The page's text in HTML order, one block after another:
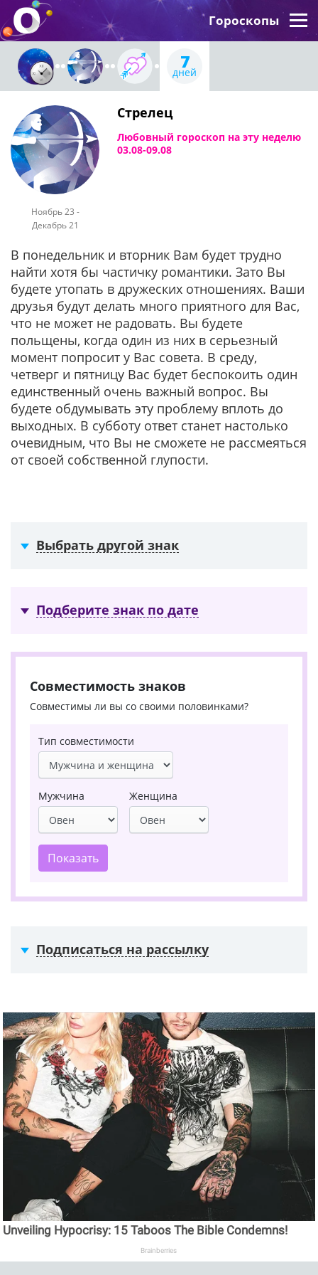
Гороскопы
7
дней
Ноябрь 23 -
Декабрь 21
Стрелец
Любовный гороскоп на эту неделю
03.08-09.08
В понедельник и вторник Вам будет трудно
найти хотя бы частичку романтики. Зато Вы
будете утопать в дружеских отношениях. Ваши
друзья будут делать много приятного для Вас,
что не может не радовать. Вы будете
польщены, когда один из них в серьезный
момент попросит у Вас совета. В среду,
четверг и пятницу Вас будет беспокоить один
единственный очень важный вопрос. Вы
будете обдумывать эту проблему вплоть до
выходных. В субботу ответ станет настолько
очевидным, что Вы не сможете не рассмеяться
от своей собственной глупости.
Выбрать другой знак
Подберите знак по дате
Совместимость знаков
Совместимы ли вы со своими половинками?
Тип совместимости
Мужчина Женщина
Показать
Подписаться на рассылку
Unveiling Hypocrisy: 15 Taboos The Bible Condemns!
Brainberries